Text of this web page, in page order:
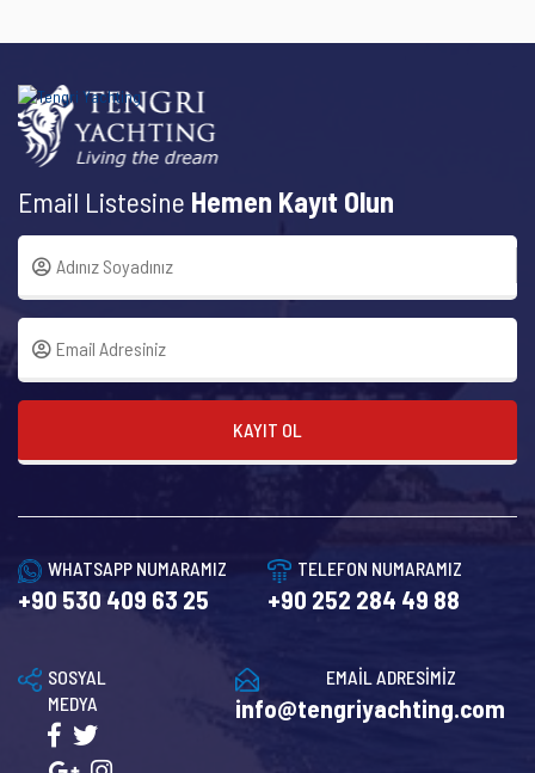
Email Listesine Hemen Kayıt Olun
KAYIT OL
WHATSAPP NUMARAMIZ
+90 530 409 63 25
TELEFON NUMARAMIZ
+90 252 284 49 88
EMAİL ADRESİMİZ
info@tengriyachting.com
SOSYAL
MEDYA